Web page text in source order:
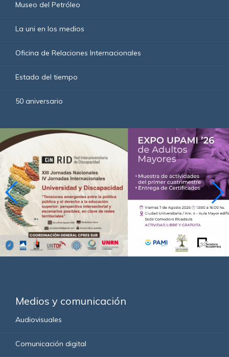
Museo del Petróleo
La uni en los medios
Oficina de Relaciones Internacionales
Estado del tiempo
50 aniversario
Medios y comunicación
Audiovisuales
Comunicación digital